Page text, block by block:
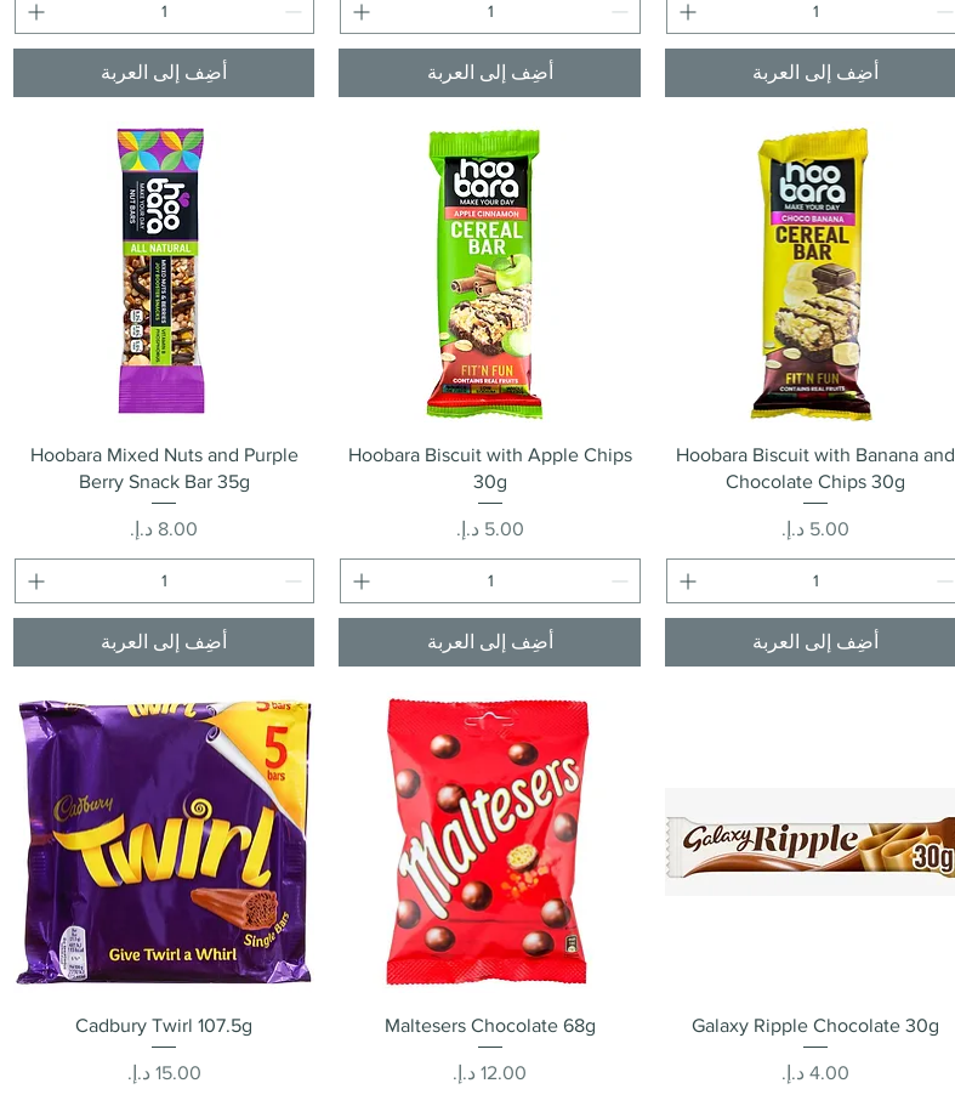
أضِف إلى العربة أضِف إلى العربة أضِف إلى العربة
العرض السريع
Hoobara Biscuit with Banana and
Chocolate Chips 30g
السعر
أضِف إلى العربة
العرض السريع
Hoobara Biscuit with Apple Chips
30g
السعر
أضِف إلى العربة
العرض السريع
Hoobara Mixed Nuts and Purple
Berry Snack Bar 35g
السعر
أضِف إلى العربة
العرض السريع
Galaxy Ripple Chocolate 30g
السعر
العرض السريع
Maltesers Chocolate 68g
السعر
العرض السريع
Cadbury Twirl 107.5g
السعر